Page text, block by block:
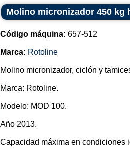
Molino micronizador 450 kg
Código máquina: 657-512
Marca: Rotoline
Molino micronizador, ciclón y
Marca: Rotoline.
Modelo: MOD 100.
Año 2013.
Capacidad máxima en condiciones